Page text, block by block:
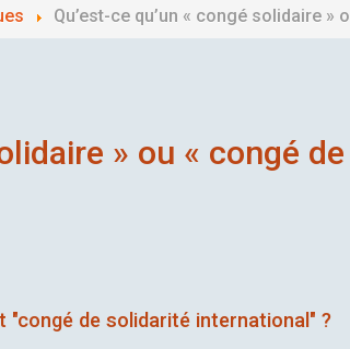
Qu’est-ce qu’un « congé solidaire
» ou « congé de
"congé de solidarité international" ?